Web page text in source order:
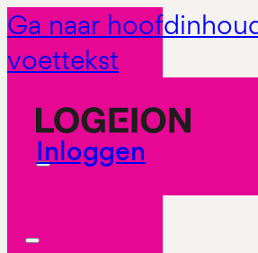
Ga naar
voettekst
Inloggen